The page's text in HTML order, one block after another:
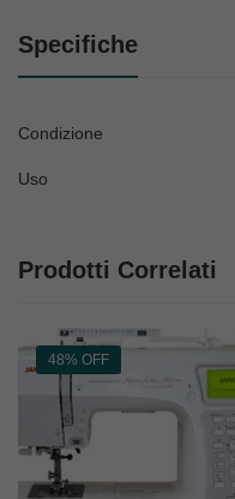
Specifiche
Condizione
Uso
Prodotti Correlati
48% OFF